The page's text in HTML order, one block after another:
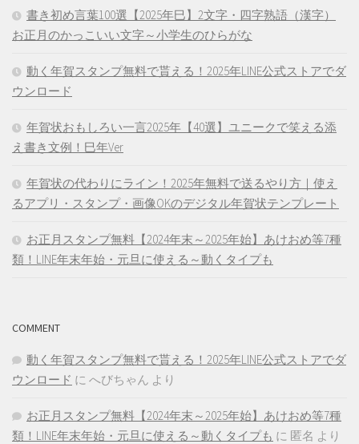
書き初め言葉100選【2025年巳】2文字・四字熟語（漢字）
お正月のかっこいい文字～小学生のひらがな
動く年賀スタンプ無料で貰える！2025年LINE公式ストアでダ
ウンロード
年賀状おもしろい一言2025年【40選】ユニークで笑える添
え書き文例！巳年Ver
年賀状の代わりにライン！2025年無料で送るやり方｜使え
るアプリ・スタンプ・画像OKのデジタル年賀状テンプレート
お正月スタンプ無料【2024年末～2025年始】あけおめ等7種
類！LINE年末年始・元旦に使える～動くタイプも
COMMENT
動く年賀スタンプ無料で貰える！2025年LINE公式ストアでダ
ウンロード に へびちゃん より
お正月スタンプ無料【2024年末～2025年始】あけおめ等7種
類！LINE年末年始・元旦に使える～動くタイプも に 匿名 より